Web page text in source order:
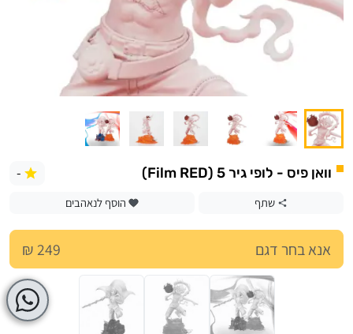
וואן פיס - לופי גיר 5 (Film RED) -
שתף הוסף לנאהבים
אנא בחר דגם 249 ₪